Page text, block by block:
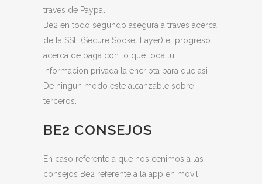
traves de Paypal.
Be2 en todo segundo asegura a traves acerca
de la SSL (Secure Socket Layer) el progreso
acerca de paga con lo que toda tu
informacion privada la encripta para que asi
De ningun modo este alcanzable sobre
terceros.
BE2 CONSEJOS
En caso referente a que nos cenimos a las
consejos Be2 referente a la app en movil,